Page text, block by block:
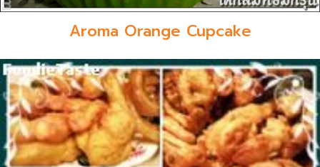
Aroma Orange Cupcake